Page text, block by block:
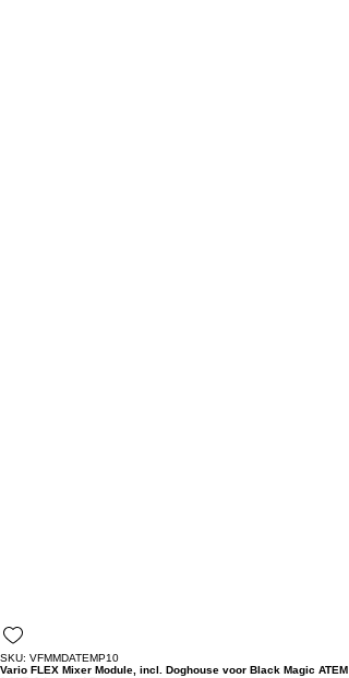
SKU: VFMMDATEMP10
Vario FLEX Mixer Module, incl. Doghouse voor Black Magic ATEM